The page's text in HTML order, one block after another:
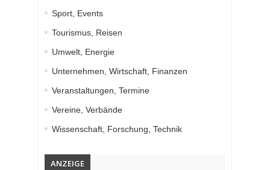
Sport, Events
Tourismus, Reisen
Umwelt, Energie
Unternehmen, Wirtschaft, Finanzen
Veranstaltungen, Termine
Vereine, Verbände
Wissenschaft, Forschung, Technik
ANZEIGE